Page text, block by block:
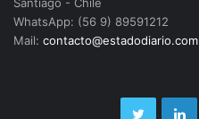
Santiago - Chile
WhatsApp: (56 9) 89591212
Mail: contacto@estadodiario.com